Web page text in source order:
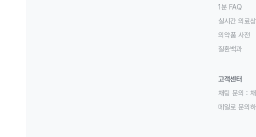
1분 FAQ
실시간 의료
의약품 사전
질환백과
고객센터
채팅 문의 :
메일로 문의하